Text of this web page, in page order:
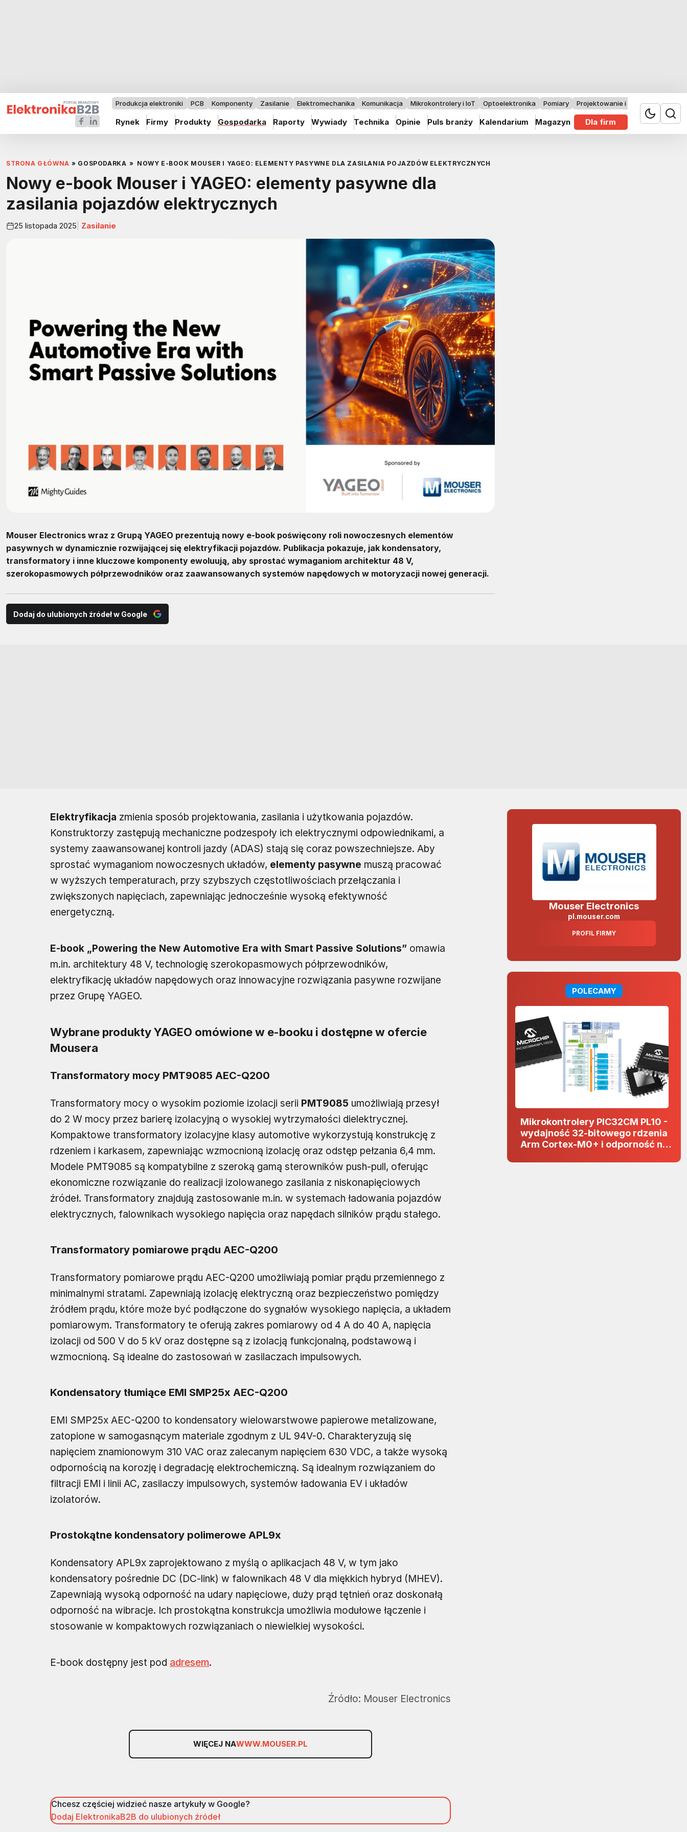
Produkcja elektroniki PCB Komponenty Zasilanie Elektromechanika Komunikacja Mikrokontrolery i IoT Optoelektronika Pomiary Projektowanie i badania
Rynek Firmy Produkty Gospodarka Raporty Wywiady Technika Opinie Puls branży Kalendarium Magazyn Dla firm
STRONA GŁÓWNA » GOSPODARKA » NOWY E-BOOK MOUSER I YAGEO: ELEMENTY PASYWNE DLA ZASILANIA POJAZDÓW ELEKTRYCZNYCH
Nowy e-book Mouser i YAGEO: elementy pasywne dla
zasilania pojazdów elektrycznych
25 listopada 2025 Zasilanie
Mouser Electronics wraz z Grupą YAGEO prezentują nowy e-book poświęcony roli nowoczesnych elementów
pasywnych w dynamicznie rozwijającej się elektryfikacji pojazdów. Publikacja pokazuje, jak kondensatory,
transformatory i inne kluczowe komponenty ewoluują, aby sprostać wymaganiom architektur 48 V,
szerokopasmowych półprzewodników oraz zaawansowanych systemów napędowych w motoryzacji nowej generacji.
Dodaj do ulubionych źródeł w Google
Elektryfikacja zmienia sposób projektowania, zasilania i użytkowania pojazdów.
Konstruktorzy zastępują mechaniczne podzespoły ich elektrycznymi odpowiednikami, a
systemy zaawansowanej kontroli jazdy (ADAS) stają się coraz powszechniejsze. Aby
sprostać wymaganiom nowoczesnych układów, elementy pasywne muszą pracować
w wyższych temperaturach, przy szybszych częstotliwościach przełączania i
zwiększonych napięciach, zapewniając jednocześnie wysoką efektywność
energetyczną.
E-book „Powering the New Automotive Era with Smart Passive Solutions” omawia
m.in. architektury 48 V, technologię szerokopasmowych półprzewodników,
elektryfikację układów napędowych oraz innowacyjne rozwiązania pasywne rozwijane
przez Grupę YAGEO.
Wybrane produkty YAGEO omówione w e-booku i dostępne w ofercie
Mousera
Transformatory mocy PMT9085 AEC-Q200
Transformatory mocy o wysokim poziomie izolacji serii PMT9085 umożliwiają przesył
do 2 W mocy przez barierę izolacyjną o wysokiej wytrzymałości dielektrycznej.
Kompaktowe transformatory izolacyjne klasy automotive wykorzystują konstrukcję z
rdzeniem i karkasem, zapewniając wzmocnioną izolację oraz odstęp pełzania 6,4 mm.
Modele PMT9085 są kompatybilne z szeroką gamą sterowników push‑pull, oferując
ekonomiczne rozwiązanie do realizacji izolowanego zasilania z niskonapięciowych
źródeł. Transformatory znajdują zastosowanie m.in. w systemach ładowania pojazdów
elektrycznych, falownikach wysokiego napięcia oraz napędach silników prądu stałego.
Transformatory pomiarowe prądu AEC-Q200
Transformatory pomiarowe prądu AEC-Q200 umożliwiają pomiar prądu przemiennego z
minimalnymi stratami. Zapewniają izolację elektryczną oraz bezpieczeństwo pomiędzy
źródłem prądu, które może być podłączone do sygnałów wysokiego napięcia, a układem
pomiarowym. Transformatory te oferują zakres pomiarowy od 4 A do 40 A, napięcia
izolacji od 500 V do 5 kV oraz dostępne są z izolacją funkcjonalną, podstawową i
wzmocnioną. Są idealne do zastosowań w zasilaczach impulsowych.
Kondensatory tłumiące EMI SMP25x AEC-Q200
EMI SMP25x AEC-Q200 to kondensatory wielowarstwowe papierowe metalizowane,
zatopione w samogasnącym materiale zgodnym z UL 94V-0. Charakteryzują się
napięciem znamionowym 310 VAC oraz zalecanym napięciem 630 VDC, a także wysoką
odpornością na korozję i degradację elektrochemiczną. Są idealnym rozwiązaniem do
filtracji EMI i linii AC, zasilaczy impulsowych, systemów ładowania EV i układów
izolatorów.
Prostokątne kondensatory polimerowe APL9x
Kondensatory APL9x zaprojektowano z myślą o aplikacjach 48 V, w tym jako
kondensatory pośrednie DC (DC-link) w falownikach 48 V dla miękkich hybryd (MHEV).
Zapewniają wysoką odporność na udary napięciowe, duży prąd tętnień oraz doskonałą
odporność na wibracje. Ich prostokątna konstrukcja umożliwia modułowe łączenie i
stosowanie w kompaktowych rozwiązaniach o niewielkiej wysokości.
E-book dostępny jest pod adresem.
Źródło: Mouser Electronics
WIĘCEJ NAWWW.MOUSER.PL
Chcesz częściej widzieć nasze artykuły w Google?
Dodaj ElektronikaB2B do ulubionych źródeł
Mouser Electronics
pl.mouser.com
PROFIL FIRMY
POLECAMY
Mikrokontrolery PIC32CM PL10 -
wydajność 32-bitowego rdzenia
Arm Cortex-M0+ i odporność na